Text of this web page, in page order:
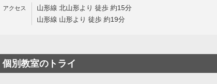
山形線 北山形より 徒歩 約15分
山形線 山形より 徒歩 約19分
個別教室のトライ